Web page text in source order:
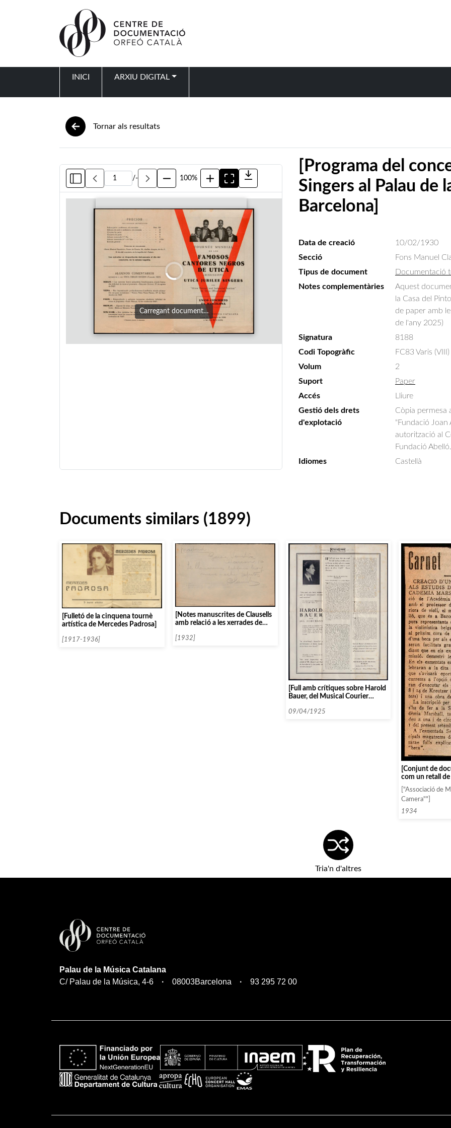
INICI ARXIU DIGITAL
Tornar als resultats
/- 100%
Carregant document…
[Programa del
Singers al Palau de
Barcelona]
Data de creació
10/02/1930
Secció
Fons Manuel
Tipus de document
Documentació
Notes complementàries
Aquest
la Casa del
de paper amb
de l'any 2025)
Signatura
8188
Codi Topogràfic
FC83 Varis (VIII)
Volum
2
Suport
Paper
Accés
Lliure
Gestió dels drets
d'explotació
Còpia permesa
"Fundació Joan
autorització al
Fundació Abelló.
Idiomes
Castellà
Documents similars (1899)
[Fulletó de la cinquena tournè
artística de Mercedes Padrosa]
[1917-1936]
[Notes manuscrites de Clausells
amb relació a les xerrades de
[1932]
[Full amb crítiques sobre Harold
Bauer, del Musical Courier
Music]
09/04/1925
[Conjunt de
com un retall
renovació anual
una notícia
d’una beca per
a l’Acadèmia
["Associació de
Camera""]
1934
Tria'n d'altres
Palau de la Música Catalana
C/ Palau de la Música, 4-6
08003Barcelona 93 295 72 00